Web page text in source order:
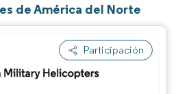
de América del Norte
Participación